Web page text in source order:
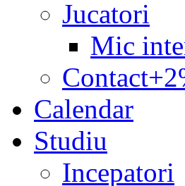
Jucatori
Mic
Calendar
Studiu
Incepatori